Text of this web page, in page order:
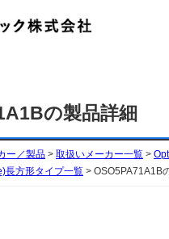
の製品詳細
ー／製品 > 取扱いメーカー一覧 >
長方形タイプ一覧 > OSO5PA71A1B